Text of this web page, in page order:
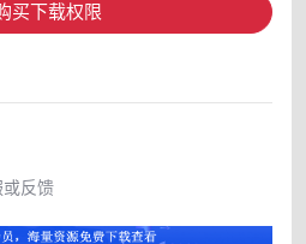
买下载权限
反馈